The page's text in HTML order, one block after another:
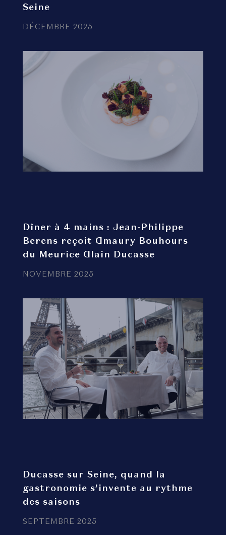
Seine
DÉCEMBRE 2025
Dîner à 4 mains : Jean-Philippe
Berens reçoit Amaury Bouhours
du Meurice Alain Ducasse
NOVEMBRE 2025
Ducasse sur Seine, quand la
gastronomie s’invente au rythme
des saisons
SEPTEMBRE 2025